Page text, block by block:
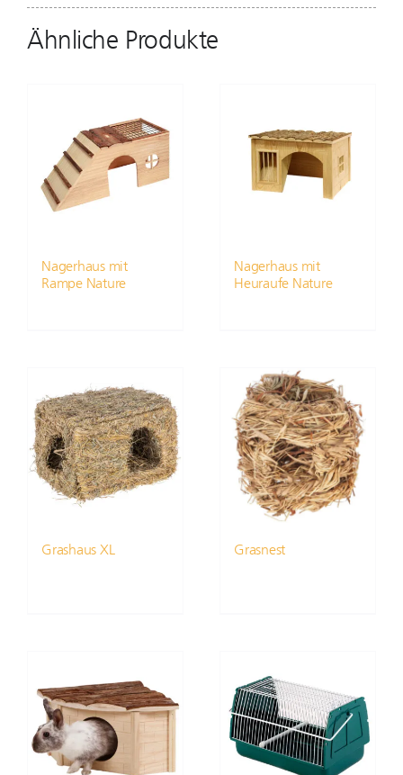
Ähnliche Produkte
Nagerhaus mit
Rampe Nature
Nagerhaus mit
Heuraufe Nature
Grashaus XL Grasnest